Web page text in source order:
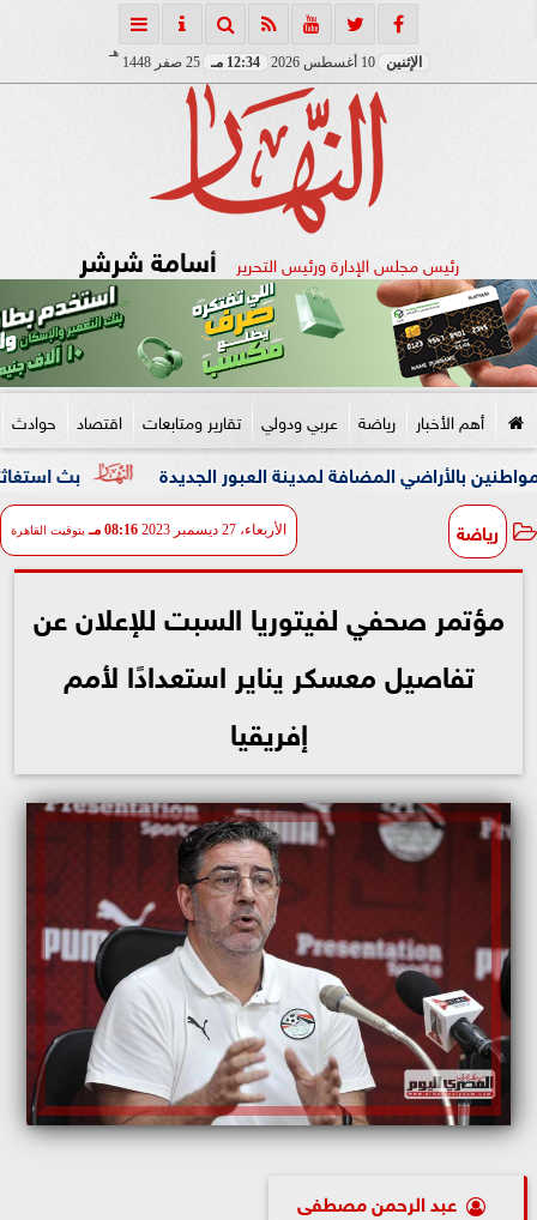
الإثنين 10 أغسطس 2026 12:34 مـ 25 صفر 1448
هـ
رئيس مجلس الإدارة ورئيس التحرير أسامة شرشر
أهم الأخبار رياضة عربي ودولي تقارير ومتابعات اقتصاد حوادث
بث استغاثته وأرسل المضافة لمدينة العبور الجديدة
رياضة الأربعاء، 27 ديسمبر 2023 08:16 مـ بتوقيت القاهرة
مؤتمر صحفي لفيتوريا السبت للإعلان عن
تفاصيل معسكر يناير استعدادًا لأمم
إفريقيا
عبد الرحمن مصطفى